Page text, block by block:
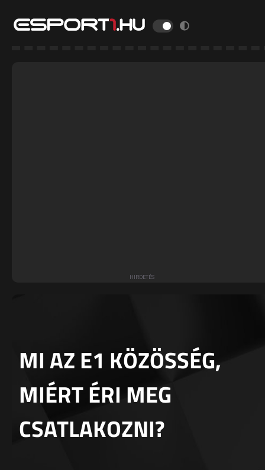
MI AZ E1 KÖZÖSSÉG,
MIÉRT ÉRI MEG
CSATLAKOZNI?